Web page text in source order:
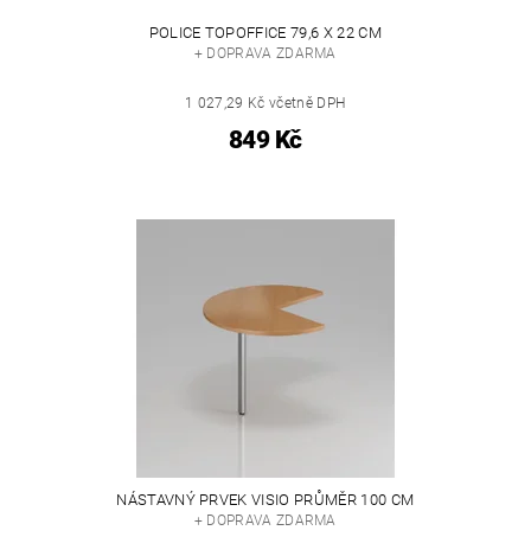
POLICE TOPOFFICE 79,6 X 22 CM
+ DOPRAVA ZDARMA
1 027,29 Kč včetně DPH
849 Kč
NÁSTAVNÝ PRVEK VISIO PRŮMĚR 100 CM
+ DOPRAVA ZDARMA